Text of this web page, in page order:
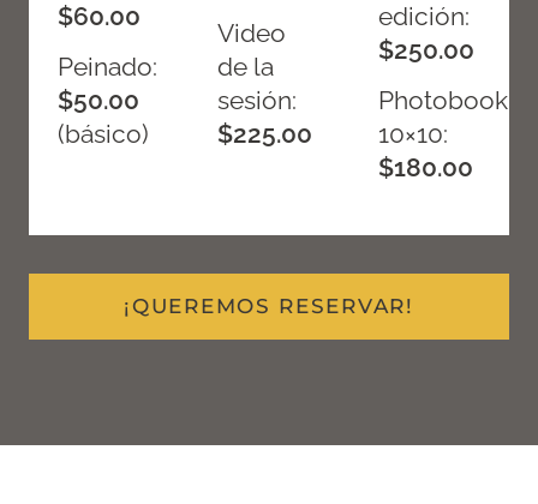
$60.00
Peinado:
$50.00
(básico)
Video
de la
sesión:
$225.00
edición:
$250.00
Photobook
10×10:
$180.00
¡QUEREMOS RESERVAR!